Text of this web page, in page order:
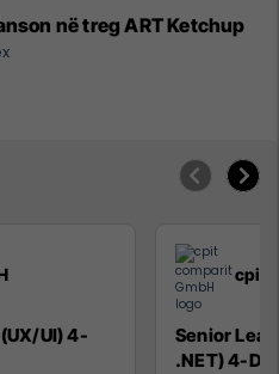
në treg ART Ketchup
UI) 4-
cpit
Senior
.NET) 4-